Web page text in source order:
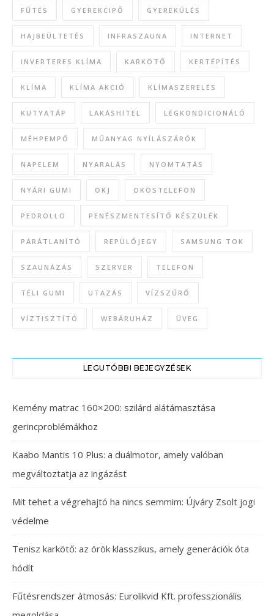
FŰTÉS GYEREKCIPŐ GYEREKÜLÉS
HAJBEÜLTETÉS INFRASZAUNA INTERNET
INVERTERES KLÍMA KARKÖTŐ KERTÉPÍTÉS
KLÍMA KLÍMA AKCIÓ KLÍMASZERELÉS
KUTYATÁP LAKÁSHITEL LÉGKONDICIONÁLÓ
MÉHPEMPŐ MŰANYAG NYÍLÁSZÁRÓK
NAPELEM NYARALÁS NYOMTATÁS
NYÁRI GUMI OKJ OKOSTELEFON
PEDROLLO PENÉSZMENTESÍTŐ KÉSZÜLÉK
PÁRÁTLANÍTÓ REPÜLŐJEGY SAMSUNG TOK
SZAUNÁZÁS SZERVER TELEFON
TÉLI GUMI UTAZÁS VÍZSZŰRŐ
VÍZTISZTÍTÓ WEBÁRUHÁZ ÜVEG
LEGUTÓBBI BEJEGYZÉSEK
Kemény matrac 160×200: szilárd alátámasztása
gerincproblémákhoz
Kaabo Mantis 10 Plus: a duálmotor, amely valóban
megváltoztatja az ingázást
Mit tehet a végrehajtó ha nincs semmim: Újváry Zsolt jogi
védelme
Tenisz karkötő: az örök klasszikus, amely generációk óta
hódít
Fűtésrendszer átmosás: Eurolikvid Kft. professzionális